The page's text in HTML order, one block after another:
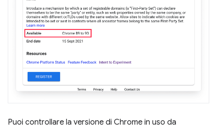
Puoi controllare la versione di Chrome in uso da